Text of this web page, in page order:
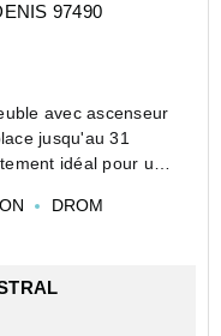
97490
avec ascenseur
jusqu'au 31
idéal pour un
prisé,
DROM